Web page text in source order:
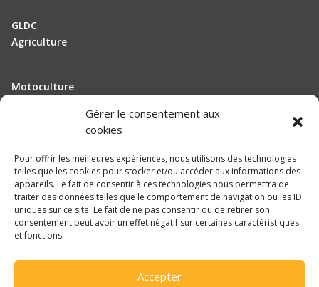
Gérer le consentement aux
cookies
Pour offrir les meilleures expériences, nous utilisons des technologies
telles que les cookies pour stocker et/ou accéder aux informations des
appareils. Le fait de consentir à ces technologies nous permettra de
traiter des données telles que le comportement de navigation ou les ID
uniques sur ce site. Le fait de ne pas consentir ou de retirer son
consentement peut avoir un effet négatif sur certaines caractéristiques
et fonctions.
Accepter
GLDC
Agriculture
Motoculture
Recrutement
Mentions légales
Politique de confidentialité